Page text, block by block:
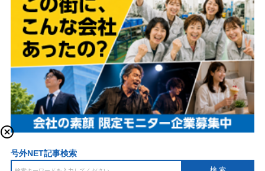
号外NET記事検索